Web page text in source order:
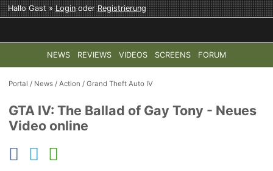
Hallo Gast »LoginoderRegistrierung
NEWS REVIEWS VIDEOS SCREENS FORUM
TOP-THEMEN: COD: MODERN WARFARE 4 HALO:
Portal / News /Action /Grand Theft Auto IV
GTA IV: The Ballad of Gay Tony - Neues
Video online